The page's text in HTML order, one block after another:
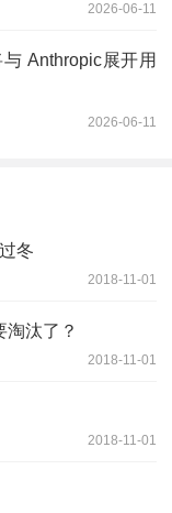
2026-06-11
Anthropic展开用
2026-06-11
冬
2018-11-01
汰了？
2018-11-01
2018-11-01